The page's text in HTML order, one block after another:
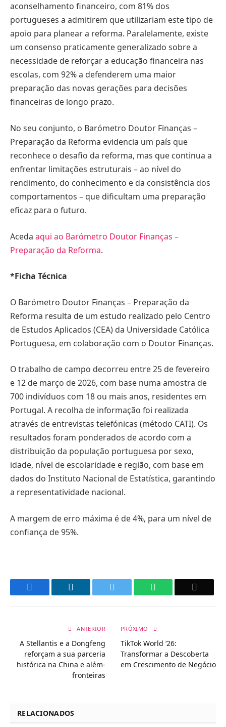
aconselhamento financeiro, com 81% dos
portugueses a admitirem que utilizariam este tipo de
apoio para planear a reforma. Paralelamente, existe
um consenso praticamente generalizado sobre a
necessidade de reforçar a educação financeira nas
escolas, com 92% a defenderem uma maior
preparação das novas gerações para decisões
financeiras de longo prazo.
No seu conjunto, o Barómetro Doutor Finanças –
Preparação da Reforma evidencia um país que
reconhece o desafio da reforma, mas que continua a
enfrentar limitações estruturais – ao nível do
rendimento, do conhecimento e da consistência dos
comportamentos – que dificultam uma preparação
eficaz para o futuro.
Aceda aqui ao Barómetro Doutor Finanças –
Preparação da Reforma.
*Ficha Técnica
O Barómetro Doutor Finanças – Preparação da
Reforma resulta de um estudo realizado pelo Centro
de Estudos Aplicados (CEA) da Universidade Católica
Portuguesa, em colaboração com o Doutor Finanças.
O trabalho de campo decorreu entre 25 de fevereiro
e 12 de março de 2026, com base numa amostra de
700 indivíduos com 18 ou mais anos, residentes em
Portugal. A recolha de informação foi realizada
através de entrevistas telefónicas (método CATI). Os
resultados foram ponderados de acordo com a
distribuição da população portuguesa por sexo,
idade, nível de escolaridade e região, com base em
dados do Instituto Nacional de Estatística, garantindo
a representatividade nacional.
A margem de erro máxima é de 4%, para um nível de
confiança de 95%.
WhatsApp
ANTERIOR
A Stellantis e a Dongfeng
reforçam a sua parceria
histórica na China e além-
fronteiras
PRÓXIMO
TikTok World ‘26:
Transformar a Descoberta
em Crescimento de Negócio
RELACIONADOS